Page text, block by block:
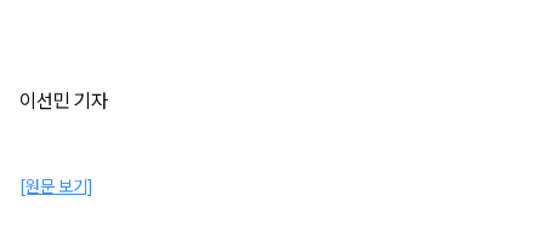
이선민 기자
[원문 보기]